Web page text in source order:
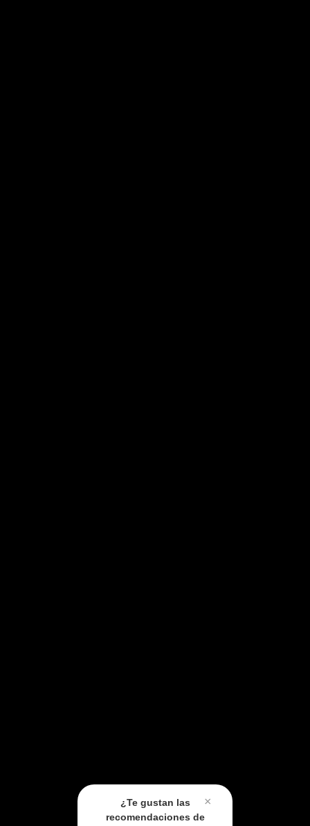
×
¿Te gustan las
recomendaciones de